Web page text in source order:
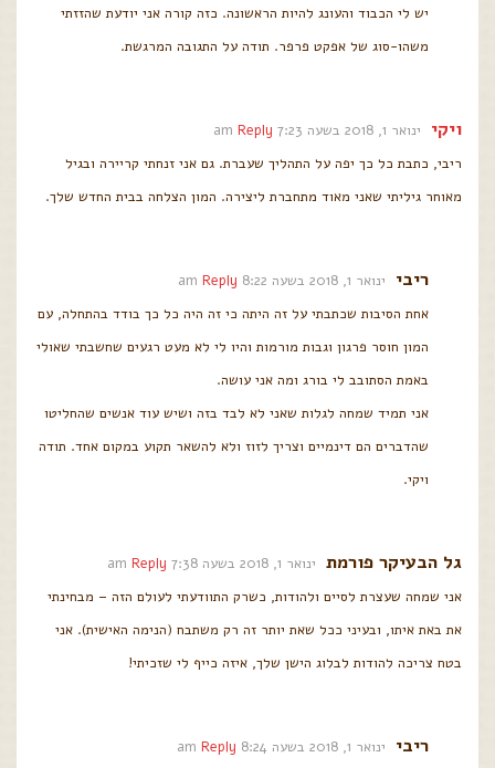
יש לי הכבוד והעונג להיות הראשונה. כזה קורה אני יודעת שהזזתי
משהו-סוג של אפקט פרפר. תודה על התגובה המרגשת.
ויקי ינואר 1, 2018 בשעה 7:23 am
Reply
ריבי, כתבת כל כך יפה על התהליך שעברת. גם אני זנחתי קריירה ובגיל
מאוחר גיליתי שאני מאוד מתחברת ליצירה. המון הצלחה בבית החדש שלך.
ריבי ינואר 1, 2018 בשעה 8:22 am
Reply
אחת הסיבות שכתבתי על זה היתה כי זה היה כל כך בודד בהתחלה, עם
המון חוסר פרגון וגבות מורמות והיו לי לא מעט רגעים שחשבתי שאולי
באמת הסתובב לי בורג ומה אני עושה.
אני תמיד שמחה לגלות שאני לא לבד בזה ושיש עוד אנשים שהחליטו
שהדברים הם דינמיים וצריך לזוז ולא להשאר תקוע במקום אחד. תודה
ויקי.
גל הבעיקר פורמת ינואר 1, 2018 בשעה 7:38 am
Reply
אני שמחה שעצרת לסיים ולהודות, כשרק התוודעתי לעולם הזה – מבחינתי
את באת איתו, ובעיני ככל שאת יותר זה רק משתבח (הנימה האישית). אני
בטח צריכה להודות לבלוג הישן שלך, איזה כייף לי שזכיתי!
ריבי ינואר 1, 2018 בשעה 8:24 am
Reply